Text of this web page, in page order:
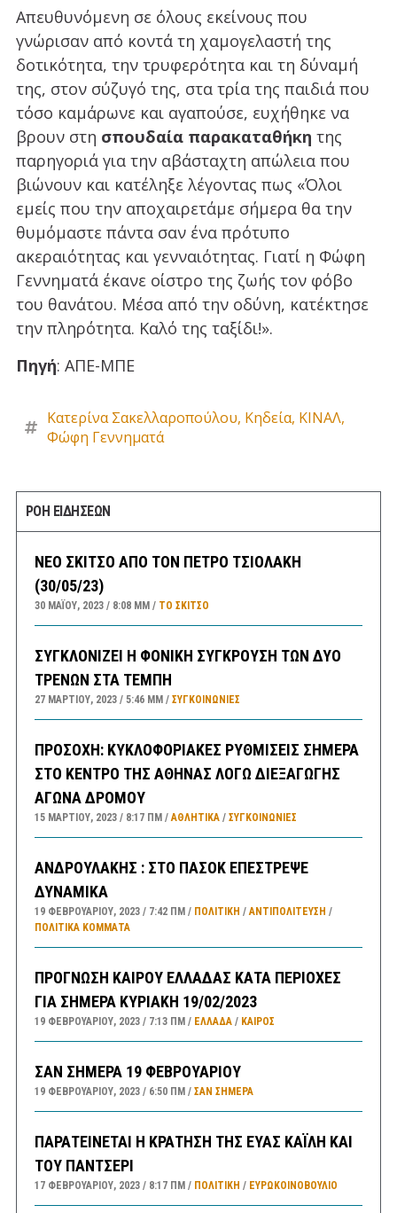
Απευθυνόμενη σε όλους εκείνους που
γνώρισαν από κοντά τη χαμογελαστή της
δοτικότητα, την τρυφερότητα και τη δύναμή
της, στον σύζυγό της, στα τρία της παιδιά που
τόσο καμάρωνε και αγαπούσε, ευχήθηκε να
βρουν στη σπουδαία παρακαταθήκη της
παρηγοριά για την αβάσταχτη απώλεια που
βιώνουν και κατέληξε λέγοντας πως «Όλοι
εμείς που την αποχαιρετάμε σήμερα θα την
θυμόμαστε πάντα σαν ένα πρότυπο
ακεραιότητας και γενναιότητας. Γιατί η Φώφη
Γεννηματά έκανε οίστρο της ζωής τον φόβο
του θανάτου. Μέσα από την οδύνη, κατέκτησε
την πληρότητα. Καλό της ταξίδι!».
Πηγή: ΑΠΕ-ΜΠΕ
Κατερίνα Σακελλαροπούλου, Κηδεία, ΚΙΝΑΛ,
Φώφη Γεννηματά
ΡΟΗ ΕΙΔΗΣΕΩΝ
ΝΕΟ ΣΚΙΤΣΟ ΑΠΟ ΤΟΝ ΠΕΤΡΟ ΤΣΙΟΛΑΚΗ
(30/05/23)
30 ΜΑΪ́ΟΥ, 2023 8:08 ΜΜ ΤΟ ΣΚΊΤΣΟ
ΣΥΓΚΛΟΝΙΖΕΙ Η ΦΟΝΙΚΗ ΣΥΓΚΡΟΥΣΗ ΤΩΝ ΔΥΟ
ΤΡΕΝΩΝ ΣΤΑ ΤΕΜΠΗ
27 ΜΑΡΤΊΟΥ, 2023 5:46 ΜΜ ΣΥΓΚΟΙΝΩΝΊΕΣ
ΠΡΟΣΟΧΗ: ΚΥΚΛΟΦΟΡΙΑΚΕΣ ΡΥΘΜΙΣΕΙΣ ΣΗΜΕΡΑ
ΣΤΟ ΚΕΝΤΡΟ ΤΗΣ ΑΘΗΝΑΣ ΛΟΓΩ ΔΙΕΞΑΓΩΓΗΣ
ΑΓΩΝΑ ΔΡΟΜΟΥ
15 ΜΑΡΤΊΟΥ, 2023 8:17 ΠΜ ΑΘΛΗΤΙΚΑ/ ΣΥΓΚΟΙΝΩΝΊΕΣ
ΑΝΔΡΟΥΛΑΚΗΣ : ΣΤΟ ΠΑΣΟΚ ΕΠΕΣΤΡΕΨΕ
ΔΥΝΑΜΙΚΑ
19 ΦΕΒΡΟΥΑΡΊΟΥ, 2023 7:42 ΠΜ ΠΟΛΙΤΙΚΗ /ΑΝΤΙΠΟΛΊΤΕΥΣΗ /
ΠΟΛΙΤΙΚΆ ΚΌΜΜΑΤΑ
ΠΡΟΓΝΩΣΗ ΚΑΙΡΟΥ ΕΛΛΑΔΑΣ ΚΑΤΑ ΠΕΡΙΟΧΕΣ
ΓΙΑ ΣΗΜΕΡΑ ΚΥΡΙΑΚΗ 19/02/2023
19 ΦΕΒΡΟΥΑΡΊΟΥ, 2023 7:13 ΠΜ ΕΛΛΑΔA/ ΚΑΙΡΌΣ
ΣΑΝ ΣΗΜΕΡΑ 19 ΦΕΒΡΟΥΑΡΙΟΥ
19 ΦΕΒΡΟΥΑΡΊΟΥ, 2023 6:50 ΠΜ ΣΑΝ ΣΉΜΕΡΑ
ΠΑΡΑΤΕΙΝΕΤΑΙ Η ΚΡΑΤΗΣΗ ΤΗΣ ΕΥΑΣ ΚΑΪΛΗ ΚΑΙ
ΤΟΥ ΠΑΝΤΣΕΡΙ
17 ΦΕΒΡΟΥΑΡΊΟΥ, 2023 8:17 ΠΜ ΠΟΛΙΤΙΚΗ / ΕΥΡΩΚΟΙΝΟΒΟΥΛΙΟ